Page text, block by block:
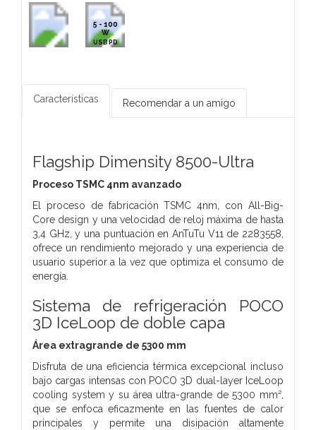
5 - 100
W
USB PD
Características Recomendar a un amigo
Flagship Dimensity 8500-Ultra
Proceso TSMC 4nm avanzado
El proceso de fabricación TSMC 4nm, con All-Big-
Core design y una velocidad de reloj máxima de hasta
3,4 GHz, y una puntuación en AnTuTu V11 de 2283558,
ofrece un rendimiento mejorado y una experiencia de
usuario superior a la vez que optimiza el consumo de
energía.
Sistema de refrigeración POCO
3D IceLoop de doble capa
Área extragrande de 5300 mm
Disfruta de una eficiencia térmica excepcional incluso
bajo cargas intensas con POCO 3D dual-layer IceLoop
cooling system y su área ultra-grande de 5300 mm²,
que se enfoca eficazmente en las fuentes de calor
principales y permite una disipación altamente